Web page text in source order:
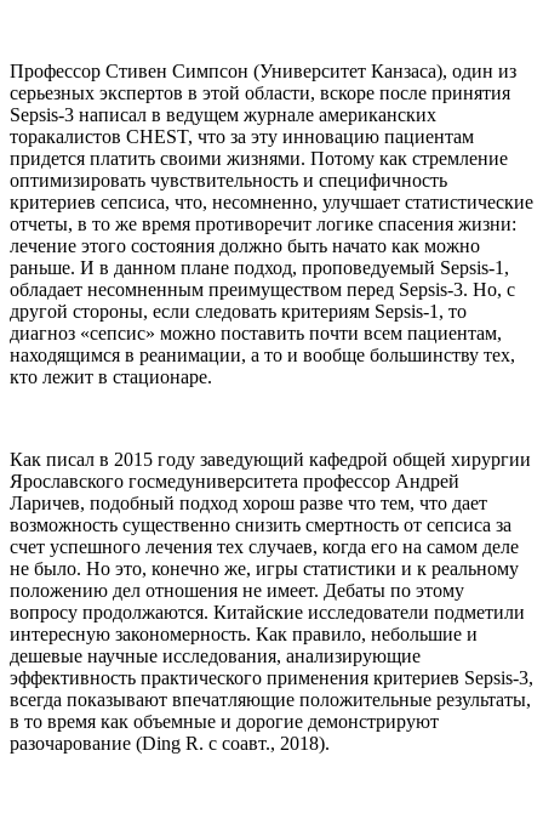
Профессор Стивен Симпсон (Университет Канзаса), один из
серьезных экспертов в этой области, вскоре после принятия
Sepsis-3 написал в ведущем журнале американских
торакалистов CHEST, что за эту инновацию пациентам
придется платить своими жизнями. Потому как стремление
оптимизировать чувствительность и специфичность
критериев сепсиса, что, несомненно, улучшает статистические
отчеты, в то же время противоречит логике спасения жизни:
лечение этого состояния должно быть начато как можно
раньше. И в данном плане подход, проповедуемый Sepsis-1,
обладает несомненным преимуществом перед Sepsis-3. Но, с
другой стороны, если следовать критериям Sepsis-1, то
диагноз «сепсис» можно поставить почти всем пациентам,
находящимся в реанимации, а то и вообще большинству тех,
кто лежит в стационаре.
Как писал в 2015 году заведующий кафедрой общей хирургии
Ярославского госмедуниверситета профессор Андрей
Ларичев, подобный подход хорош разве что тем, что дает
возможность существенно снизить смертность от сепсиса за
счет успешного лечения тех случаев, когда его на самом деле
не было. Но это, конечно же, игры статистики и к реальному
положению дел отношения не имеет. Дебаты по этому
вопросу продолжаются. Китайские исследователи подметили
интересную закономерность. Как правило, небольшие и
дешевые научные исследования, анализирующие
эффективность практического применения критериев Sepsis-3,
всегда показывают впечатляющие положительные результаты,
в то время как объемные и дорогие демонстрируют
разочарование (Ding R. c соавт., 2018).